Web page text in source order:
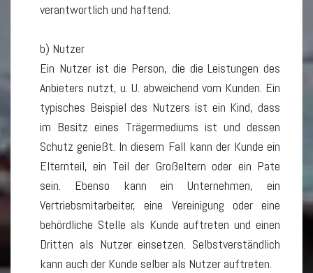
verantwortlich und haftend.
b) Nutzer
Ein Nutzer ist die Person, die die Leistungen des
Anbieters nutzt, u. U. abweichend vom Kunden. Ein
typisches Beispiel des Nutzers ist ein Kind, dass
im Besitz eines Trägermediums ist und dessen
Schutz genießt. In diesem Fall kann der Kunde ein
Elternteil, ein Teil der Großeltern oder ein Pate
sein. Ebenso kann ein Unternehmen, ein
Vertriebsmitarbeiter, eine Vereinigung oder eine
behördliche Stelle als Kunde auftreten und einen
Dritten als Nutzer einsetzen. Selbstverständlich
kann auch der Kunde selber als Nutzer auftreten.